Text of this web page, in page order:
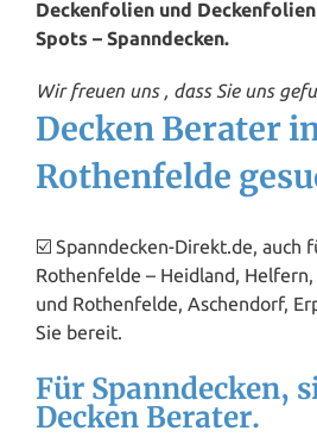
Deckenfolien und
Spots – Spanndecken.
Wir freuen uns , dass Sie uns
Decken Berater
Rothenfelde
☑️ Spanndecken-Direkt.de, auch
Rothenfelde – Heidland,
und Rothenfelde, Aschendorf,
Sie bereit.
Für Spanndecken,
Decken Berater.